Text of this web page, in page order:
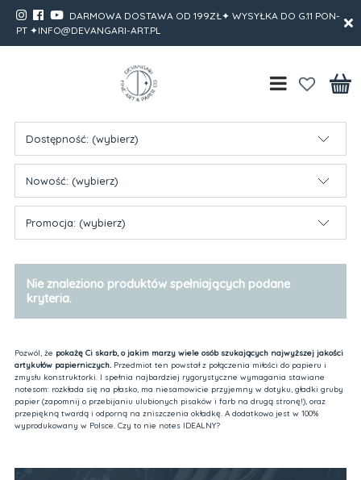
DARMOWA DOSTAWA OD 199ZŁ✦ WYSYŁKA DO G.11 PON-
PT ✦INFO@DEVANGARI-ART.PL
Dostępność: (wybierz)
Nowość: (wybierz)
Promocja: (wybierz)
Nie znaleziono produktów spełniających podane
kryteria.
Pozwól, że pokażę Ci skarb, o jakim marzy wiele osób szukających najwyższej jakości
artykułów papierniczych.Przedmiot ten powstał z połączenia miłości do papieru i
zmysłu konstruktorki. I spełnia najbardziej rygorystyczne wymagania stawiane
notesom: rozkłada się na płasko, ma niesamowicie przyjemny w dotyku, gładki gruby
papier (zapomnij o przebijaniu ulubionych pisaków i farb na drugą stronę!), oraz
przepiękną twardą i odporną na zniszczenia okładkę. A dodatkowo jest w 100%
wyprodukowany w Polsce. Czy to nie notes IDEALNY?